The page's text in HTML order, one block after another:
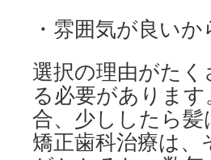
・雰囲気が良いか
選択の理由がた
る必要がありま
合、少ししたら
矯正歯科治療は